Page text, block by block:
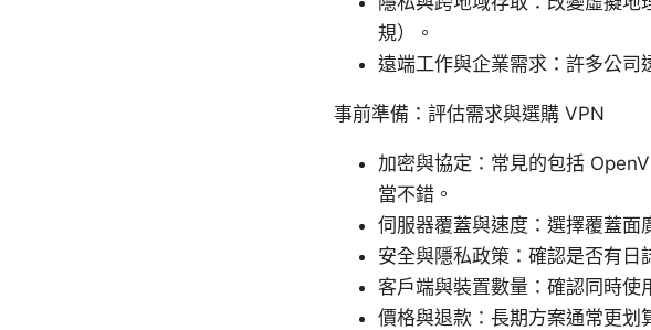
規）。
遠端工作與企業需求：許多公司
事前準備：評估需求與選購 VPN
加密與協定：常見的包括
當不錯。
伺服器覆蓋與速度：選擇覆蓋面
安全與隱私政策：確認是否有日
客戶端與裝置數量：確認同時使
價格與退款：長期方案通常更划